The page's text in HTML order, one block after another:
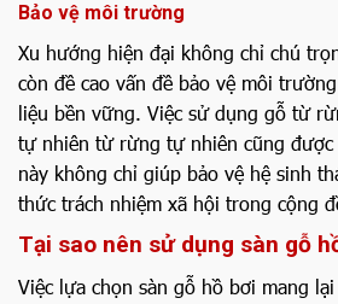
Bảo vệ môi trường
Xu hướng hiện đại không chỉ chú
còn đề cao vấn đề bảo vệ môi
liệu bền vững. Việc sử dụng gỗ từ
tự nhiên từ rừng tự nhiên cũng
này không chỉ giúp bảo vệ hệ sinh
thức trách nhiệm xã hội trong cộng
Tại sao nên sử dụng sàn gỗ
Việc lựa chọn sàn gỗ hồ bơi mang